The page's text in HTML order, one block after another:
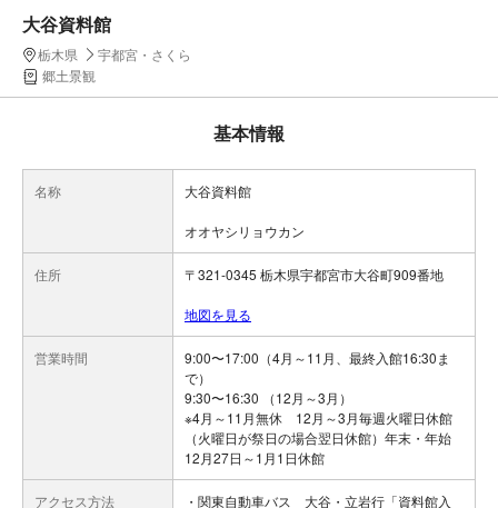
大谷資料館
栃木県
宇都宮・さくら
郷土景観
基本情報
名称 大谷資料館
オオヤシリョウカン
住所 〒321-0345 栃木県宇都宮市大谷町909番地
地図を見る
営業時間
9:00〜17:00（4月～11月、最終入館16:30ま
で）
9:30〜16:30 （12月～3月）
※4月～11月無休 12月～3月毎週火曜日休館
（火曜日が祭日の場合翌日休館）年末・年始
12月27日～1月1日休館
アクセス方法
・関東自動車バス 大谷・立岩行「資料館入